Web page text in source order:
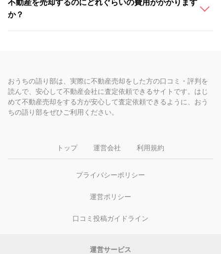
か？
おうちの語り部は、実際に不動産売却をした方の口コミ・評判を
読んで、安心して不動産会社に査定依頼できるサイトです。はじ
めて不動産売却をする方が安心して査定依頼できるように、おう
ちの語り部をぜひご利用ください。
トップ 運営会社 利用規約
プライバシーポリシー
運営ポリシー
口コミ投稿ガイドライン
運営サービス